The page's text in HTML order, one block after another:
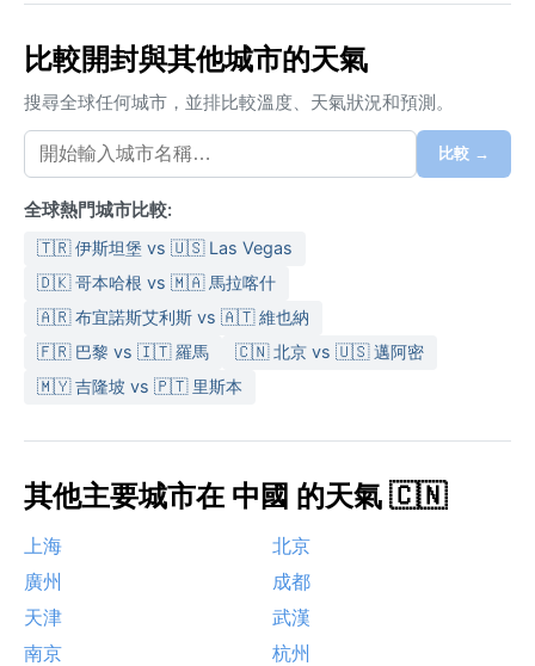
比較開封與其他城市的天氣
搜尋全球任何城市，並排比較溫度、天氣狀況和預測。
比較 →
全球熱門城市比較:
🇹🇷 伊斯坦堡 vs 🇺🇸 Las Vegas
🇩🇰 哥本哈根 vs 🇲🇦 馬拉喀什
🇦🇷 布宜諾斯艾利斯 vs 🇦🇹 維也納
🇫🇷 巴黎 vs 🇮🇹 羅馬
🇨🇳 北京 vs 🇺🇸 邁阿密
🇲🇾 吉隆坡 vs 🇵🇹 里斯本
其他主要城市在 中國 的天氣 🇨🇳
上海
北京
廣州
成都
天津
武漢
南京
杭州